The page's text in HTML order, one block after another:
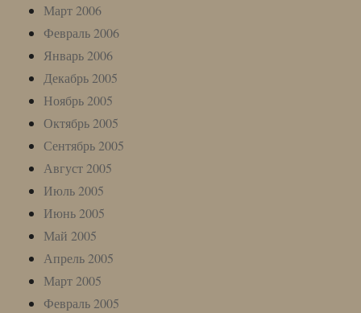
Март 2006
Февраль 2006
Январь 2006
Декабрь 2005
Ноябрь 2005
Октябрь 2005
Сентябрь 2005
Август 2005
Июль 2005
Июнь 2005
Май 2005
Апрель 2005
Март 2005
Февраль 2005